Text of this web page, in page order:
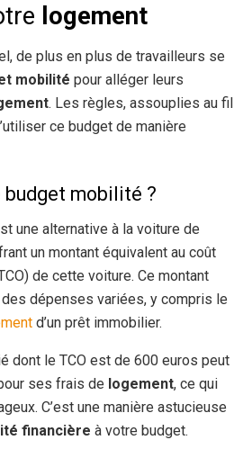
logement
de plus en plus de travailleurs se
mobilité pour alléger leurs
. Les règles, assouplies au fil
ce budget de manière
budget mobilité ?
une alternative à la voiture de
un montant équivalent au coût
de cette voiture. Ce montant
dépenses variées, y compris le
d’un prêt immobilier.
dont le TCO est de 600 euros peut
ses frais de logement, ce qui
C’est une manière astucieuse
financière à votre budget.